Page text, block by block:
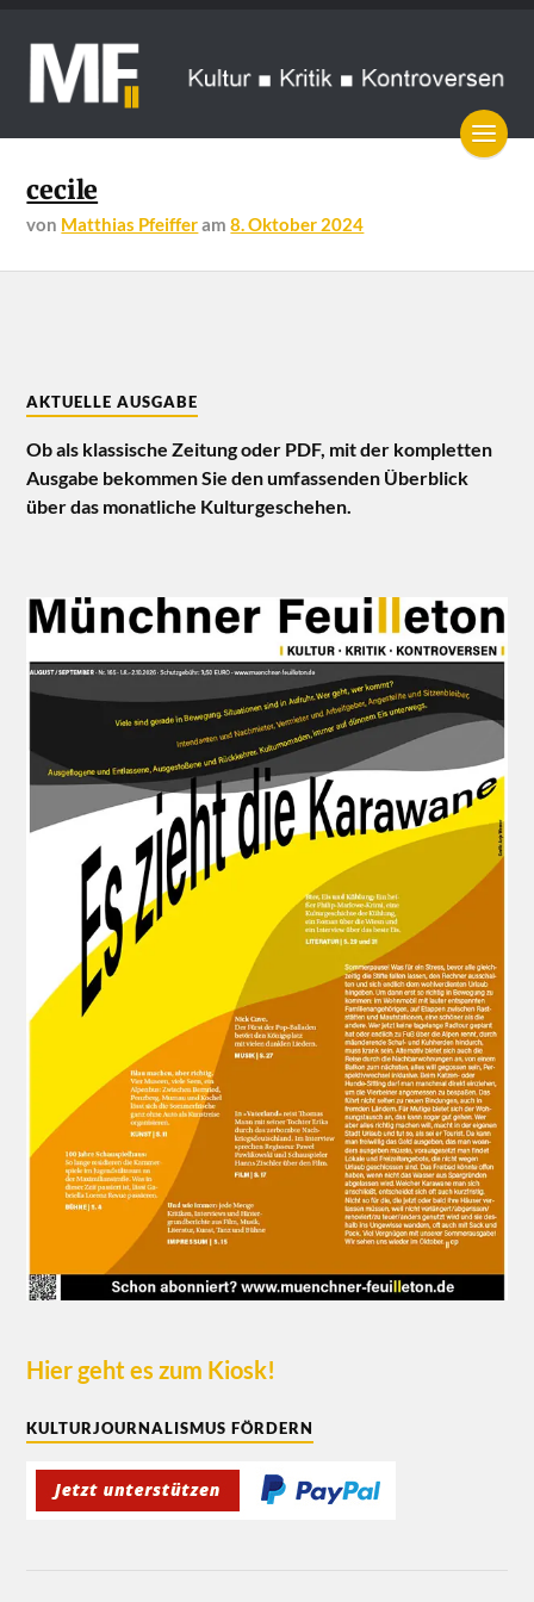
cecile
von Matthias Pfeifferam8. Oktober 2024
AKTUELLE AUSGABE
Ob als klassische Zeitung oder PDF, mit der kompletten
Ausgabe bekommen Sie den umfassenden Überblick
über das monatliche Kulturgeschehen.
Hier geht es zum Kiosk!
KULTURJOURNALISMUS FÖRDERN